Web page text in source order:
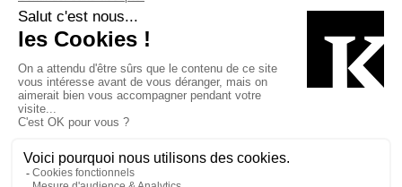
Bâtiment-Durable-Québec-1
Esquisses-1
MP-1 v2com-1